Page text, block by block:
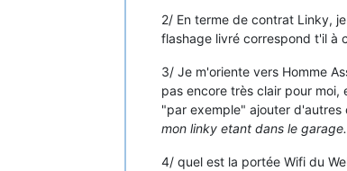
2/ En terme de contrat Linky,
flashage livré correspond t'il à
3/ Je m'oriente vers Homme
pas encore très clair pour moi,
"par exemple" ajouter
mon linky etant dans le
4/ quel est la portée Wifi du